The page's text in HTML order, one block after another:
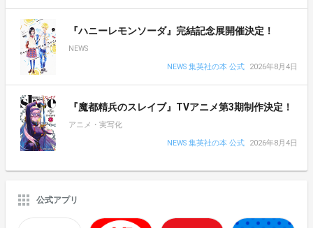
『ハニーレモンソーダ』完結記念展開催決定！
NEWS
NEWS 集英社の本 公式
2026年8月4日
『魔都精兵のスレイブ』TVアニメ第3期制作決定！
アニメ・実写化
NEWS 集英社の本 公式
2026年8月4日
公式アプリ